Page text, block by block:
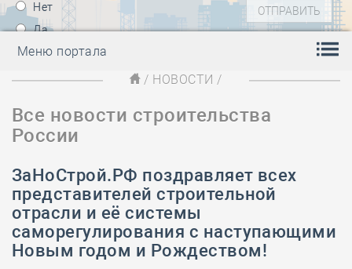
Нет
Да
Меню портала
/ НОВОСТИ /
Все новости строительства
России
ЗаНоСтрой.РФ поздравляет всех
представителей строительной
отрасли и её системы
саморегулирования с наступающими
Новым годом и Рождеством!